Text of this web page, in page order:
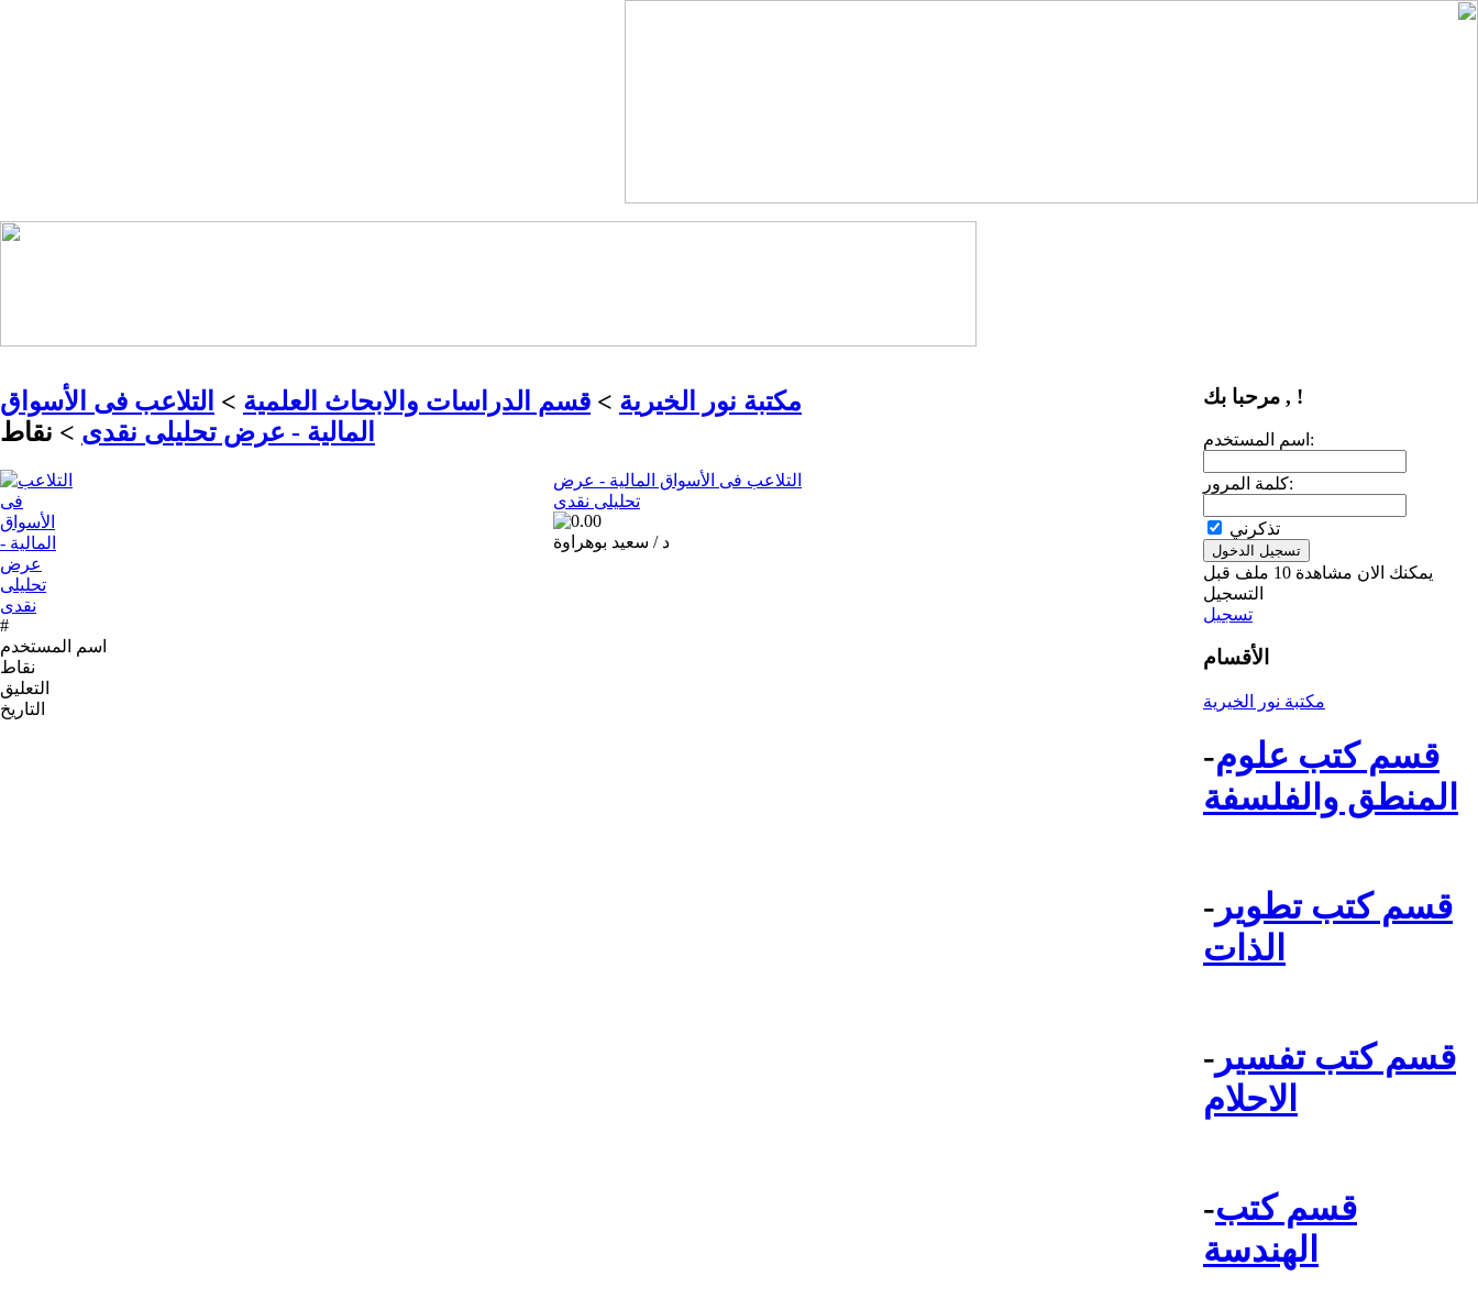
مرحبا بك , !
اسم المستخدم:
كلمة المرور:
تذكرني
يمكنك الان مشاهدة 10 ملف قبل
التسجيل
تسجيل
الأقسام
مكتبة نور الخيرية
-قسم كتب علوم
المنطق والفلسفة
- قسم كتب تطوير
الذات
- قسم كتب تفسير
الاحلام
-قسم كتب
الهندسة
مكتبة نور الخيرية > قسم الدراسات والابحاث العلمية > التلاعب فى الأسواق
المالية - عرض تحليلى نقدى > نقاط
التلاعب فى الأسواق المالية - عرض
تحليلى نقدى
د / سعيد بوهراوة
#
اسم المستخدم
نقاط
التعليق
التاريخ